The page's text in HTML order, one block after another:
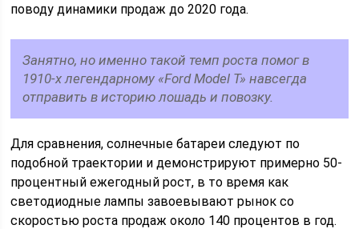
поводу динамики продаж до 2020 года.
Занятно, но именно такой темп роста помог в
1910-х легендарному «Ford Model T» навсегда
отправить в историю лошадь и повозку.
Для сравнения, солнечные батареи следуют по
подобной траектории и демонстрируют примерно 50-
процентный ежегодный рост, в то время как
светодиодные лампы завоевывают рынок со
скоростью роста продаж около 140 процентов в год.